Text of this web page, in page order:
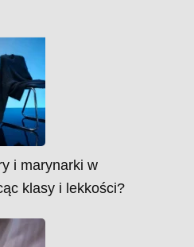
i marynarki w
klasy i lekkości?